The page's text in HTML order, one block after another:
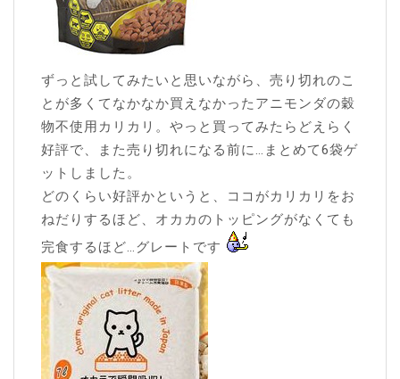
ずっと試してみたいと思いながら、売り切れのこ
とが多くてなかなか買えなかったアニモンダの穀
物不使用カリカリ。やっと買ってみたらどえらく
好評で、また売り切れになる前に…まとめて6袋ゲ
ットしました。
どのくらい好評かというと、ココがカリカリをお
ねだりするほど、オカカのトッピングがなくても
完食するほど…グレートです